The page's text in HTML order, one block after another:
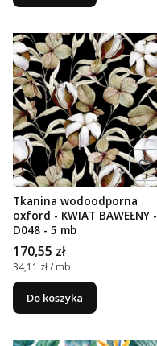
Tkanina wodoodporna
oxford - KWIAT BAWEŁNY -
D048 - 5 mb
Cena
170,55 zł
Cena jednostkowa
34,11 zł / mb
Do koszyka